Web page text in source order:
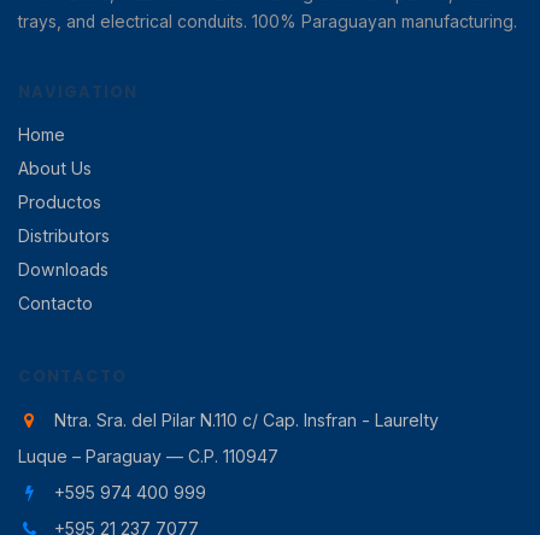
trays, and electrical conduits. 100% Paraguayan manufacturing.
NAVIGATION
Home
About Us
Productos
Distributors
Downloads
Contacto
CONTACTO
Ntra. Sra. del Pilar N.110 c/ Cap. Insfran - Laurelty
Luque – Paraguay — C.P. 110947
+595 974 400 999
+595 21 237 7077